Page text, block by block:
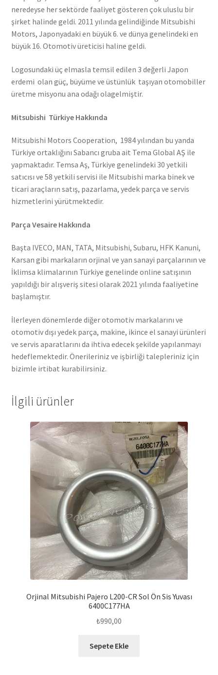
neredeyse her sektörde faaliyet gösteren çok uluslu bir
şirket halinde geldi. 2011 yılında gelindiğinde Mitsubishi
Motors, Japonyadaki en büyük 6. ve dünya genelindeki en
büyük 16. Otomotiv üreticisi haline geldi.
Logosundaki üç elmasla temsil edilen 3 değerli Japon
erdemi olan güç, büyüme ve üstünlük taşıyan otomobiller
üretme misyonu ana odağı olagelmiştir.
Mitsubishi Türkiye Hakkında
Mitsubishi Motors Cooperation, 1984 yılından bu yanda
Türkiye ortaklığını Sabancı gruba ait Tema Global AŞ ile
yapmaktadır. Temsa Aş, Türkiye genelindeki 30 yetkili
satıcısı ve 58 yetkili servisi ile Mitsubishi marka binek ve
ticari araçların satış, pazarlama, yedek parça ve servis
hizmetlerini yürütmektedir.
Parça Vesaire Hakkında
Başta IVECO, MAN, TATA, Mitsubishi, Subaru, HFK Kanuni,
Karsan gibi markaların orjinal ve yan sanayi parçalarının ve
İklimsa klimalarının Türkiye genelinde online satışının
yapıldığı bir alışveriş sitesi olarak 2021 yılında faaliyetine
başlamıştır.
İlerleyen dönemlerde diğer otomotiv markalarını ve
otomotiv dışı yedek parça, makine, ikince el sanayi ürünleri
ve servis aparatlarını da ihtiva edecek şekilde yapılanmayı
hedeflemektedir. Önerileriniz ve işbirliği talepleriniz için
bizimle irtibat kurabilirsiniz.
İlgili ürünler
Orjinal Mitsubishi Pajero L200-CR Sol Ön Sis Yuvası
6400C177HA
₺990,00
Sepete Ekle